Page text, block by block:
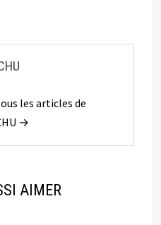
les articles de
→
AIMER